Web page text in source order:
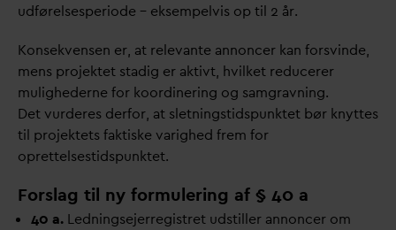
udførelsesperiode – eksempelvis op til 2 år.
Konsekvensen er, at relevante annoncer kan forsvinde,
mens projektet stadig er aktivt, hvilket reducerer
mulighederne for koordinering og samgravning.
Det vurderes derfor, at sletningstidspunktet bør knyttes
til projektets faktiske varighed frem for
oprettelsestidspunktet.
Forslag til ny formulering af § 40 a
40 a. Ledningsejerregistret udstiller annoncer om